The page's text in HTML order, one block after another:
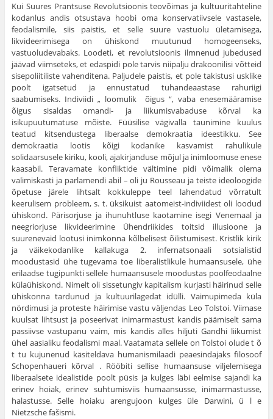
Kui Suures Prantsuse Revolutsioonis teovõimas ja kultuuritahteline
kodanlus andis otsustava hoobi oma konservatiivsele vastasele,
feodalismile, siis paistis, et selle suure vastuolu ületamisega,
likvideerimisega on ühiskond muutunud homogeenseks,
vastuoludevabaks. Loodeti, et revolutsioonis ilmnenud jubedused
jäävad viimseteks, et edaspidi pole tarvis niipalju drakoonilisi võtteid
sisepoliitiliste vahenditena. Paljudele paistis, et pole takistusi usklike
poolt igatsetud ja ennustatud tuhandeaastase rahuriigi
saabumiseks. Indiviidi „ loomulik õigus “, vaba enesemääramise
õigus sisaldas omandi- ja liikumisvabaduse kõrval ka
isikupuutumatuse mõiste. Füüsilise vägivalla taunimine kuulus
teatud kitsendustega liberaalse demokraatia ideestikku. See
demokraatia lootis kõigi kodanike kasvamist rahulikule
solidaarsusele kiriku, kooli, ajakirjanduse mõjul ja inimloomuse enese
kaasabil. Teravamate konfliktide vältimine pidi võimalik olema
valimiskasti ja parlamendi abil – oli ju Rousseau ja teiste ideoloogide
õpetuse järele lihtsalt kokkuleppe teel lahendatud võrratult
keerulisem probleem, s. t. üksikuist aatomeist-indiviidest oli loodud
ühiskond. Pärisorjuse ja ihunuhtluse kaotamine isegi Venemaal ja
neegriorjuse likvideerimine Ühendriikides toitsid illusioone ja
suurenevaid lootusi inimkonna kõlbelisest õilistumisest. Kristlik kirik
ja väikekodanlike kallakuga 2. infernatsonaali sotsialistid
moodustasid ühe tugevama toe liberalistlikule humaansusele, ühe
erilaadse tugipunkti sellele humaansusele moodustas poolfeodaalne
külaühiskond. Nimelt oli sissetungiv kapitalism kurjasti häirinud selle
ühiskonna tardunud ja kultuurilagedat idülli. Vaimupimeda küla
nördimusi ja proteste häirimise vastu väljendas Leo Tolstoi. Viimase
kuulsat lihtsust ja poseerivat inimarmastust kandis päämiselt sama
passiivse vastupanu vaim, mis kandis alles hiljuti Gandhi liikumist
ühel aasialiku feodalismi maal. Vaatamata sellele on Tolstoi olude t õ
t tu kujunenud käsiteldava humanismilaadi peaesindajaks filosoof
Schopenhaueri kõrval . Rööbiti sellise humaansuse viljelemisega
liberaalsete idealistide poolt püsis ja kulges läbi eelmise sajandi ka
erinev hoiak, erinev suhtumisviis humaansusse, inimarmastusse,
halastusse. Selle hoiaku arengujoon kulges üle Darwini, ü l e
Nietzsche fašismi.